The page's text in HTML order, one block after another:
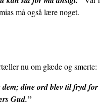
må også lære noget.
nu om glæde og smerte:
dine ord blev til fryd
Gud.”